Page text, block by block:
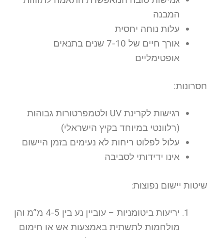
המבנה
עלות נוחה יחסית
אורך חיים של 7-10 שנים בתנאים
אופטימליים
חסרונות:
רגישות לקרינת UV ולטמפרטורות גבוהות
(רלוונטי במיוחד בקיץ הישראלי)
עלול לפלוט ריחות לא נעימים בזמן היישום
אינו ידידותי לסביבה
שיטות יישום נפוצות:
יריעות ביטומניות – עוביין נע בין 4-5 מ”מ והן
מולחמות לתשתית באמצעות אש או חימום